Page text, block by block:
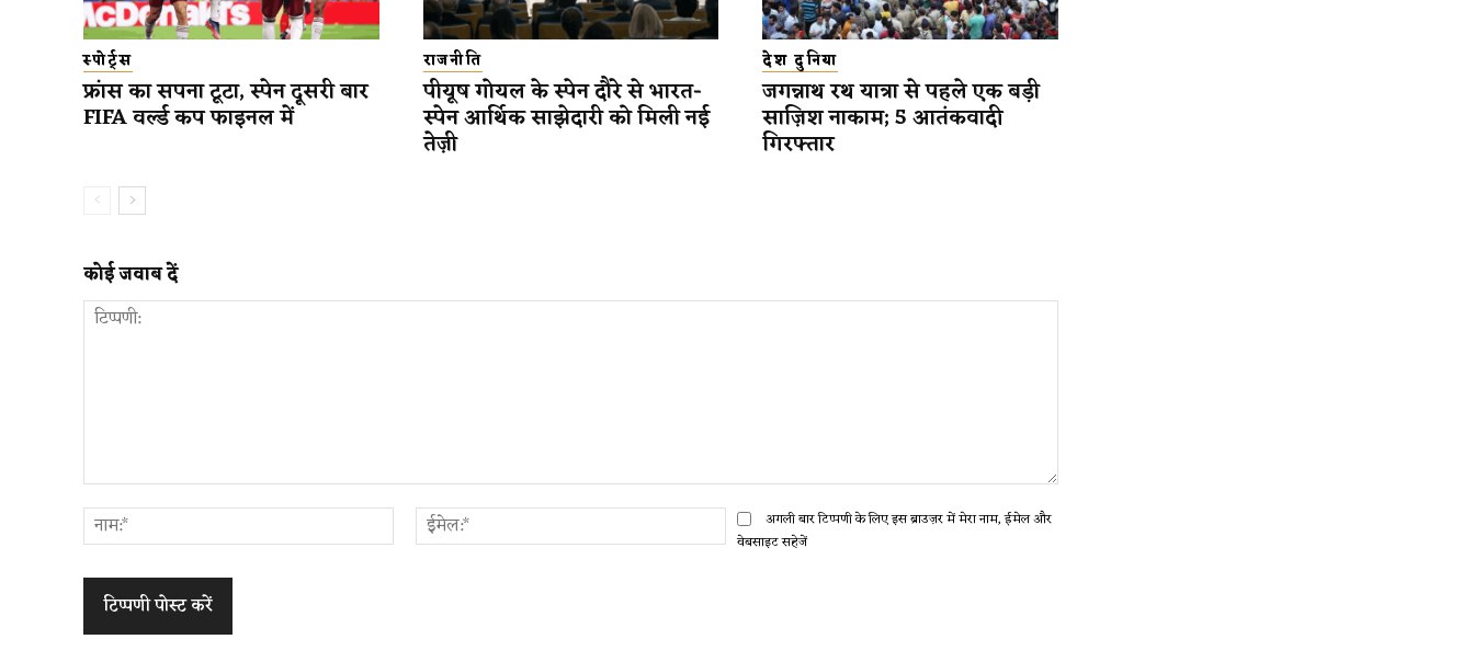
स्पोर्ट्स
फ्रांस का सपना टूटा, स्पेन दूसरी बार
FIFA वर्ल्ड कप फाइनल में
राजनीति
पीयूष गोयल के स्पेन दौरे से भारत-
स्पेन आर्थिक साझेदारी को मिली नई
तेज़ी
देश दुनिया
जगन्नाथ रथ यात्रा से पहले एक बड़ी
साज़िश नाकाम; 5 आतंकवादी
गिरफ्तार
कोई जवाब दें
नाम:*
ईमेल:*अगली बार टिप्पणी के लिए इस ब्राउज़र में मेरा नाम, ईमेल और
वेबसाइट सहेजें